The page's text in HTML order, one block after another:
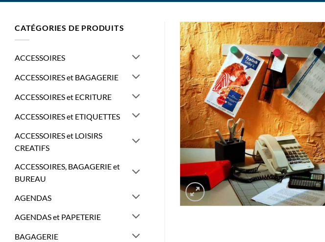
CATÉGORIES DE PRODUITS
ACCESSOIRES
ACCESSOIRES et BAGAGERIE
ACCESSOIRES et ECRITURE
ACCESSOIRES et ETIQUETTES
ACCESSOIRES et LOISIRS
CREATIFS
ACCESSOIRES, BAGAGERIE et
BUREAU
AGENDAS
AGENDAS et PAPETERIE
BAGAGERIE